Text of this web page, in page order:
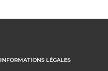
INFORMATIONS LÉGALES